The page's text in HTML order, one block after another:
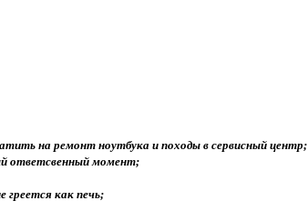
на ремонт ноутбука и походы в сервисный центр;
ответсвенный момент;
как печь;